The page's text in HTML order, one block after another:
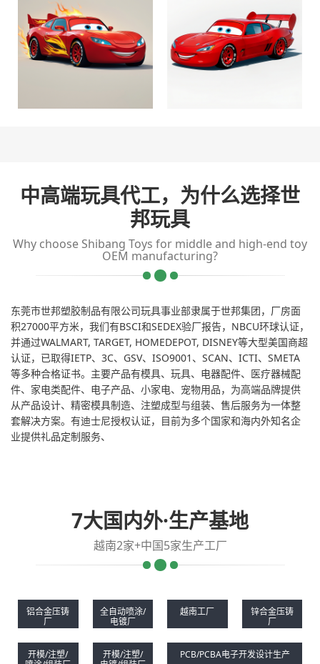
中高端玩具代工，为什么选择世
邦玩具
Why choose Shibang Toys for middle and high-end toy
OEM manufacturing?
东莞市世邦塑胶制品有限公司玩具事业部隶属于世邦集团，厂房面
积27000平方米，我们有BSCI和SEDEX验厂报告，NBCU环球认证，
并通过WALMART, TARGET, HOMEDEPOT, DISNEY等大型美国商超
认证，已取得IETP、3C、GSV、ISO9001、SCAN、ICTI、SMETA
等多种合格证书。主要产品有模具、玩具、电器配件、医疗器械配
件、家电类配件、电子产品、小家电、宠物用品，为高端品牌提供
从产品设计、精密模具制造、注塑成型与组装、售后服务为一体整
套解决方案。有迪士尼授权认证，目前为多个国家和海内外知名企
业提供礼品定制服务、
7大国内外·生产基地
越南2家+中国5家生产工厂
铝合金压铸
厂
全自动喷涂/
电镀厂
越南工厂
锌合金压铸
厂
开模/注塑/
开模/注塑/
PCB/PCBA电子开发设计生产